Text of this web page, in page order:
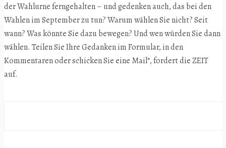
der Wahlurne ferngehalten – und gedenken auch, das bei den
Wahlen im September zu tun? Warum wählen Sie nicht? Seit
wann? Was könnte Sie dazu bewegen? Und wen würden Sie dann
wählen. Teilen Sie Ihre Gedanken im Formular, in den
Kommentaren oder schicken Sie eine Mail“, fordert die ZEIT
auf.